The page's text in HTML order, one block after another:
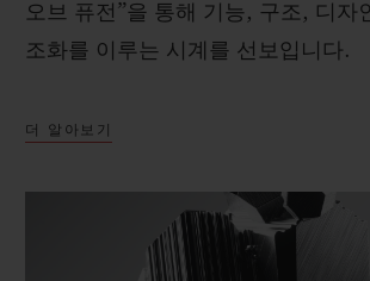
오브 퓨전”을 통해 기능, 구조, 디자
조화를 이루는 시계를 선보입니다.
더 알아보기